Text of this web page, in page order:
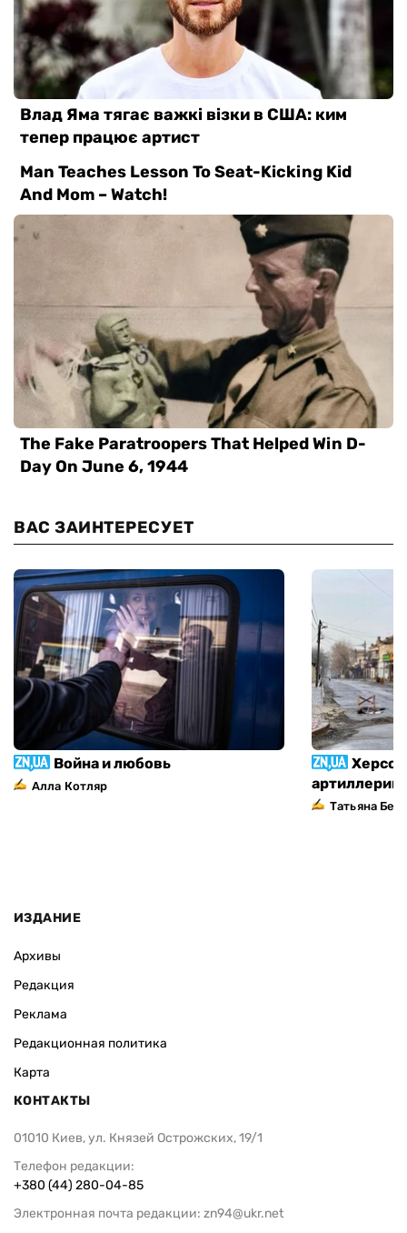
ВАС ЗАИНТЕРЕСУЕТ
Война и любовь
Алла Котляр
Татьяна
ИЗДАНИЕ
Архивы
Редакция
Реклама
Редакционная политика
Карта
КОНТАКТЫ
01010 Киев, ул. Князей Острожских, 19/1
Телефон редакции:
+380 (44) 280-04-85
Электронная почта редакции: zn94@ukr.net